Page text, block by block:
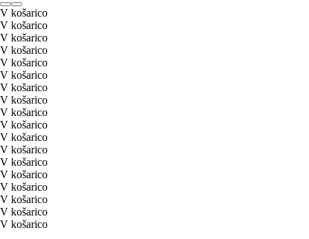
V košarico
V košarico
V košarico
V košarico
V košarico
V košarico
V košarico
V košarico
V košarico
V košarico
V košarico
V košarico
V košarico
V košarico
V košarico
V košarico
V košarico
V košarico